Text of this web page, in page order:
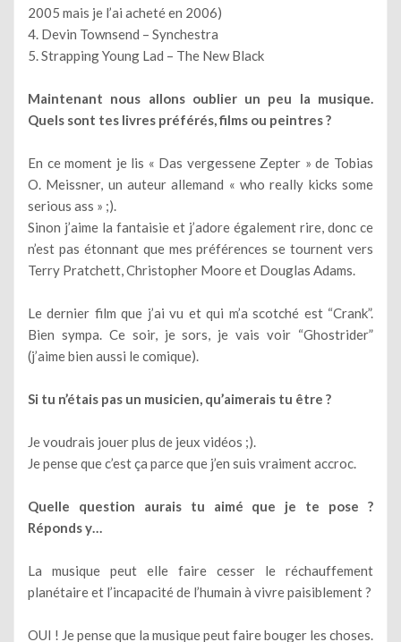
2005 mais je l’ai acheté en 2006)
4. Devin Townsend – Synchestra
5. Strapping Young Lad – The New Black
Maintenant nous allons oublier un peu la musique.
Quels sont tes livres préférés, films ou peintres ?
En ce moment je lis « Das vergessene Zepter » de Tobias
O. Meissner, un auteur allemand « who really kicks some
serious ass » ;).
Sinon j’aime la fantaisie et j’adore également rire, donc ce
n’est pas étonnant que mes préférences se tournent vers
Terry Pratchett, Christopher Moore et Douglas Adams.
Le dernier film que j’ai vu et qui m’a scotché est “Crank”.
Bien sympa. Ce soir, je sors, je vais voir “Ghostrider”
(j’aime bien aussi le comique).
Si tu n’étais pas un musicien, qu’aimerais tu être ?
Je voudrais jouer plus de jeux vidéos ;).
Je pense que c’est ça parce que j’en suis vraiment accroc.
Quelle question aurais tu aimé que je te pose ?
Réponds y…
La musique peut elle faire cesser le réchauffement
planétaire et l’incapacité de l’humain à vivre paisiblement ?
OUI ! Je pense que la musique peut faire bouger les choses.